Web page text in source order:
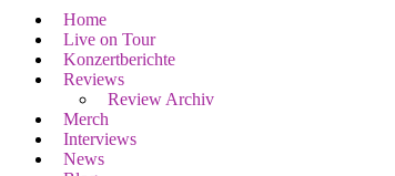
Home
Live on Tour
Konzertberichte
Reviews
Review Archiv
Merch
Interviews
News